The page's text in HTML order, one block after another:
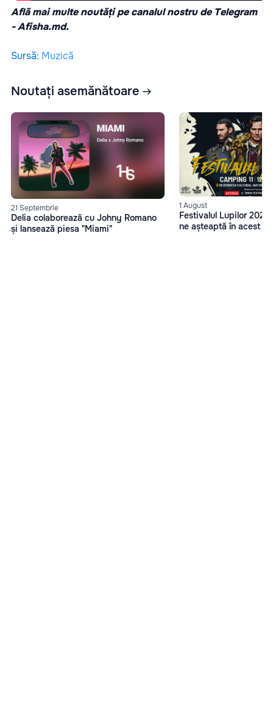
Află mai multe noutăți pe canalul nostru de Telegram
-Afisha.md.
Sursă: Muzică
Noutați asemănătoare
21 Septembrie
Delia colaborează cu Johny Romano
și lansează piesa "Miami"
1 August
Festivalul Lupilor
ne așteaptă în acest